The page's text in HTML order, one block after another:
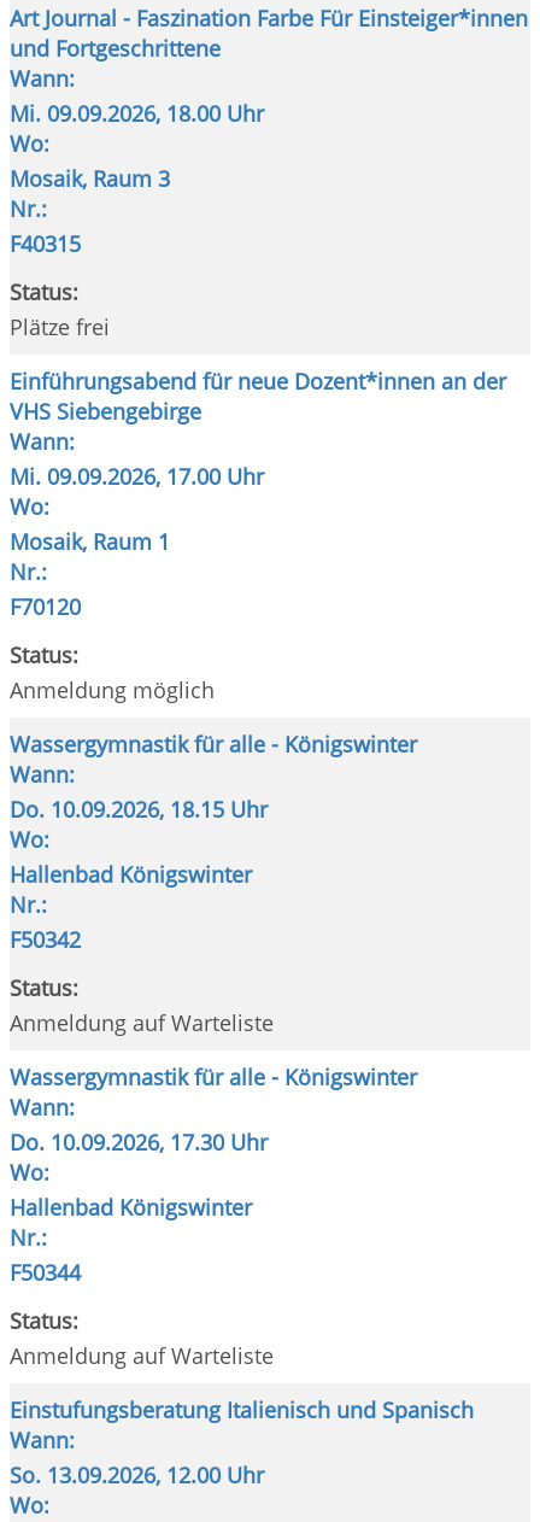
Art Journal - Faszination Farbe Für Einsteiger*innen
und Fortgeschrittene
Wann:
Mi. 09.09.2026, 18.00 Uhr
Wo:
Mosaik, Raum 3
Nr.:
F40315
Status:
Plätze frei
Einführungsabend für neue Dozent*innen an der
VHS Siebengebirge
Wann:
Mi. 09.09.2026, 17.00 Uhr
Wo:
Mosaik, Raum 1
Nr.:
F70120
Status:
Anmeldung möglich
Wassergymnastik für alle - Königswinter
Wann:
Do. 10.09.2026, 18.15 Uhr
Wo:
Hallenbad Königswinter
Nr.:
F50342
Status:
Anmeldung auf Warteliste
Wassergymnastik für alle - Königswinter
Wann:
Do. 10.09.2026, 17.30 Uhr
Wo:
Hallenbad Königswinter
Nr.:
F50344
Status:
Anmeldung auf Warteliste
Einstufungsberatung Italienisch und Spanisch
Wann:
So. 13.09.2026, 12.00 Uhr
Wo: